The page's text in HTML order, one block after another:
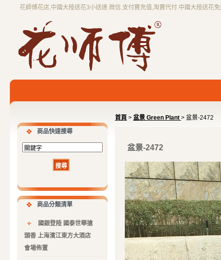
花師傅花店,中國大陸送花3小送達.微信.支付寶充值,淘寶代付.中國大陸送花
商品快速搜尋
商品分類清單
國銀登陸 國泰世華搶
頭香 上海濱江東方大酒店
會場佈置
首頁 > 盆景 Green Plant > 盆景-2472
盆景-2472